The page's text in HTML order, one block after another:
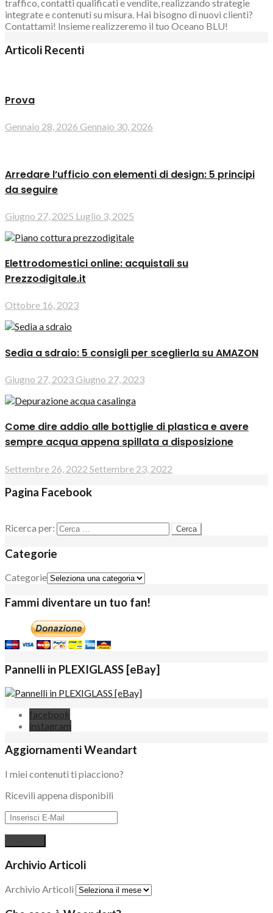
traffico, contatti qualificati e vendite, realizzando strategie
integrate e contenuti su misura. Hai bisogno di nuovi clienti?
Contattami! Insieme realizzeremo il tuo Oceano BLU!
Articoli Recenti
Prova
Gennaio 28, 2026 Gennaio 30, 2026
Arredare l’ufficio con elementi di design: 5 principi
da seguire
Giugno 27, 2025 Luglio 3, 2025
Elettrodomestici online: acquistali su
Prezzodigitale.it
Ottobre 16, 2023
Sedia a sdraio: 5 consigli per sceglierla su AMAZON
Giugno 27, 2023Giugno 27, 2023
Come dire addio alle bottiglie di plastica e avere
sempre acqua appena spillata a disposizione
Settembre 26, 2022 Settembre 23, 2022
Pagina Facebook
Ricerca per:
Categorie
Categorie
Fammi diventare un tuo fan!
Pannelli in PLEXIGLASS [eBay]
facebook
instagram
Aggiornamenti Weandart
I miei contenuti ti piacciono?
Ricevili appena disponibili
Archivio Articoli
Archivio Articoli